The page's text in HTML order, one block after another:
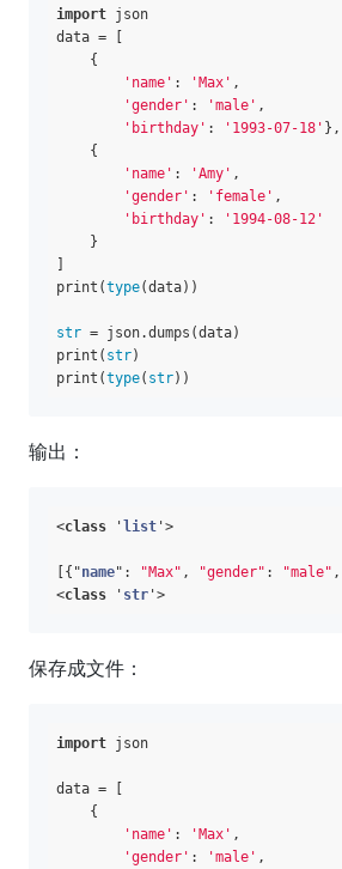
import json
data = [
{
'name' : 'Max' ,
'gender' : 'male' ,
'birthday' : '1993-07-18' },
{
'name' : 'Amy' ,
'gender' : 'female' ,
'birthday' :
'1994-08-12'
}
print(type(data))
str = json.dumps(data)
print( str)
print(type( str
输出：
<class ' list'>
[{"name": "Max" , "gender" : "male" ,
<class ' str '>
保存成文件：
import json
data = [
{
'name' : 'Max' ,
'gender' : 'male' ,